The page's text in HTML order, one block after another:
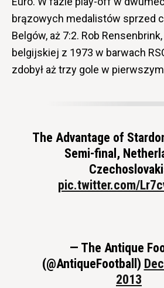
brązowych medalistów sprzed
Belgów, aż 7:2. Rob
belgijskiej z 1973 w barwach
zdobył aż trzy gole w
The Advantage of
Semi-final,
pic.twitter.com/
— The Antique
(@AntiqueFootball)
2013